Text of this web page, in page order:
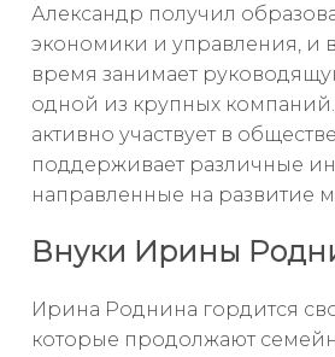
Александр получил
экономики и управления, и
время занимает
одной из крупных
активно участвует в
поддерживает различные
направленные на развитие
Внуки Ирины
Ирина Роднина гордится
которые продолжают